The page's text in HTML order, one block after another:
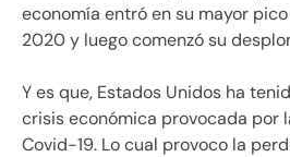
economía entró en su mayor
2020 y luego comenzó su
Y es que, Estados Unidos ha
crisis económica provocada por
Covid-19. Lo cual provoco la